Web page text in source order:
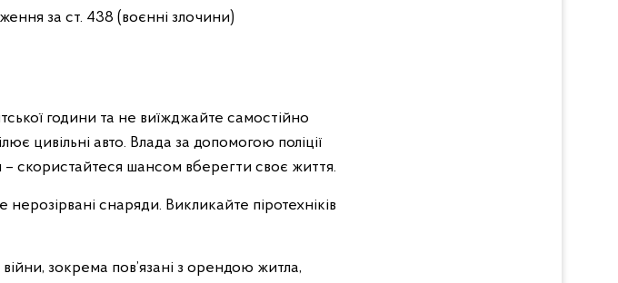
за ст. 438 (воєнні злочини)
години та не виїжджайте самостійно
цивільні авто. Влада за допомогою поліції
скористайтеся шансом вберегти своє життя.
снаряди. Викликайте піротехніків
зокрема пов’язані з орендою житла,